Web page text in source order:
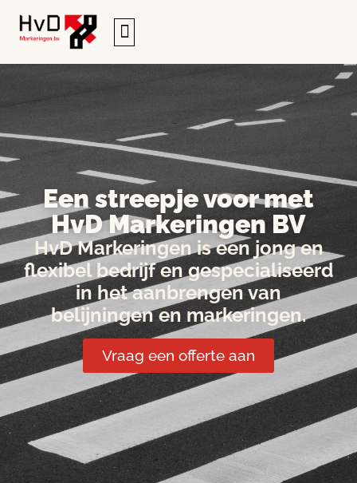
Een streepje voormet
HvD Markeringen BV
HvD Markeringen is een jong en
flexibel bedrijf en gespecialiseerd
in het aanbrengen van
belijningen en markeringen.
Vraag een offerte aan